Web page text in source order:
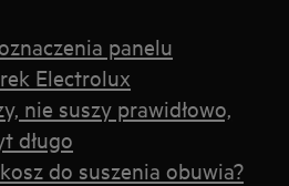
panelu
Electrolux
nie suszy prawidłowo,
długo
do suszenia obuwia?